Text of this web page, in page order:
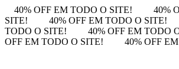
40% OFF EM TODO O SITE!
40%
SITE!
40% OFF EM TODO O SITE!
TODO O SITE!
40% OFF EM TODO
OFF EM TODO O SITE!
40% OFF